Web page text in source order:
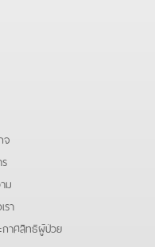
จ
ม
รา
กาศสิทธิผู้ป่วย